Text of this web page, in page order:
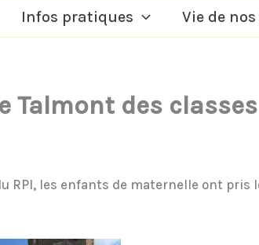
Infos pratiques Vie de nos
Talmont des
RPI, les enfants de maternelle ont